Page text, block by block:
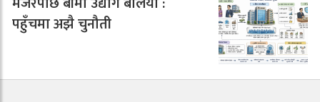
पहुँचमा अझै चुनौती